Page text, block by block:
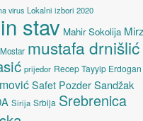
virus Lokalni izbori 2020
stav Mahir Sokolija
Mostar mustafa drnišlić
prijedor Recep Tayyip Erdogan
Safet Pozder Sandžak
Sirija Srbija Srebrenica